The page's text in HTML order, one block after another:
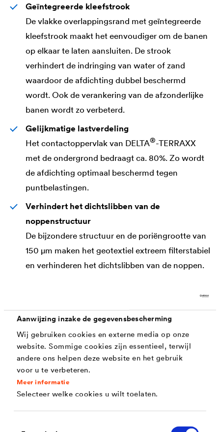
Aanwijzing inzake de gegevensbescherming
Wij gebruiken cookies en externe media op onze
website. Sommige cookies zijn essentieel, terwijl
andere ons helpen deze website en het gebruik
voor u te verbeteren.
Meer informatie
Selecteer welke cookies u wilt toelaten.
Geïntegreerde kleefstrook
De vlakke overlappingsrand met geïntegreerde
kleefstrook maakt het eenvoudiger om de banen
op elkaar te laten aansluiten. De strook
verhindert de indringing van water of zand
waardoor de afdichting dubbel beschermd
wordt. Ook de verankering van de afzonderlijke
banen wordt zo verbeterd.
Gelijkmatige lastverdeling
Het contactoppervlak van DELTA®-TERRAXX
met de ondergrond bedraagt ca. 80%. Zo wordt
de afdichting optimaal beschermd tegen
puntbelastingen.
Verhindert het dichtslibben van de
noppenstructuur
De bijzondere structuur en de poriëngrootte van
150 μm maken het geotextiel extreem filterstabiel
en verhinderen het dichtslibben van de noppen.
gemarkeerd volgens EN 13252 en voldoet aan de
Toepassing